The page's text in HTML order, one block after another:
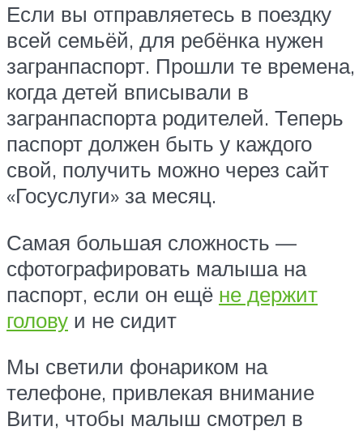
Если вы отправляетесь в поездку
всей семьёй, для ребёнка нужен
загранпаспорт. Прошли те времена,
когда детей вписывали в
загранпаспорта родителей. Теперь
паспорт должен быть у каждого
свой, получить можно через сайт
«Госуслуги» за месяц.
Самая большая сложность —
сфотографировать малыша на
паспорт, если он ещё не держит
голову и не сидит
Мы светили фонариком на
телефоне, привлекая внимание
Вити, чтобы малыш смотрел в